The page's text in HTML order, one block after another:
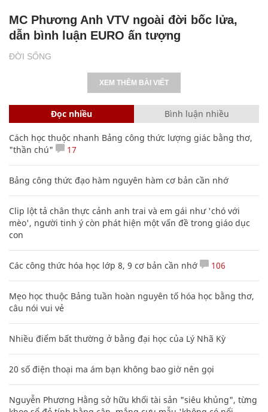
ĐỜI SỐNG
MC Phương Anh VTV ngoài đời bốc lửa,
dẫn bình luận EURO ấn tượng
XEM THÊM BÀI VIẾT
Đọc nhiều Bình luận nhiều
Cách học thuộc nhanh Bảng công thức lượng giác bằng thơ,
"thần chú"
17
Bảng công thức đạo hàm nguyên hàm cơ bản cần nhớ
Clip lột tả chân thực cảnh anh trai và em gái như 'chó với
mèo', người tinh ý còn phát hiện một vấn đề trong giáo dục
con
Các công thức hóa học lớp 8, 9 cơ bản cần nhớ 106
Mẹo học thuộc Bảng tuần hoàn nguyên tố hóa học bằng thơ,
câu nói vui vẻ
Nhiều điểm bất thường ở bằng đại học của Lý Nhã Kỳ
20 số điện thoại ma ám bạn không bao giờ nên gọi
Nguyễn Phương Hằng sở hữu khối tài sản "siêu khủng", từng